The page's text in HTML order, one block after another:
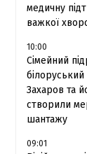
медичну
важкої
10:00
Сімейний
Захаров та
створили
шантажу
09:01